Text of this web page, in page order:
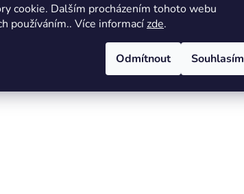
cookie. Dalším procházením tohoto webu
používáním.. Více informacízde.
Odmítnout Souhlasím